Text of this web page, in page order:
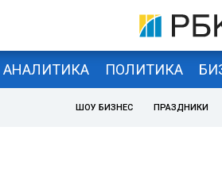
АНАЛИТИКА ПОЛИТИКА
ШОУ БИЗНЕС ПРАЗДНИКИ